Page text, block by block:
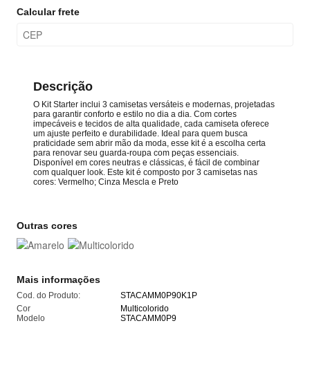
Calcular frete
Descrição
O Kit Starter inclui 3 camisetas versáteis e modernas, projetadas
para garantir conforto e estilo no dia a dia. Com cortes
impecáveis e tecidos de alta qualidade, cada camiseta oferece
um ajuste perfeito e durabilidade. Ideal para quem busca
praticidade sem abrir mão da moda, esse kit é a escolha certa
para renovar seu guarda-roupa com peças essenciais.
Disponível em cores neutras e clássicas, é fácil de combinar
com qualquer look. Este kit é composto por 3 camisetas nas
cores: Vermelho; Cinza Mescla e Preto
Outras cores
Mais informações
Cod. do Produto:
STACAMM0P90K1P
Cor
Multicolorido
Modelo
STACAMM0P9